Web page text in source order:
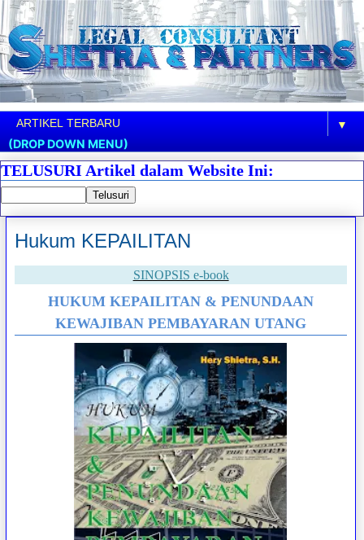
▼
(DROP DOWN MENU)
TELUSURI Artikel dalam Website Ini:
Hukum KEPAILITAN
SINOPSIS e-book
HUKUM KEPAILITAN & PENUNDAAN
KEWAJIBAN PEMBAYARAN UTANG